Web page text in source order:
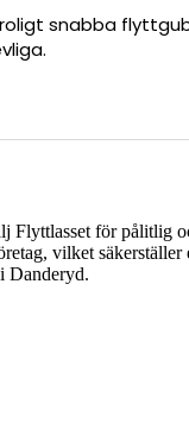
snabba
för pålitlig
vilket
Danderyd.